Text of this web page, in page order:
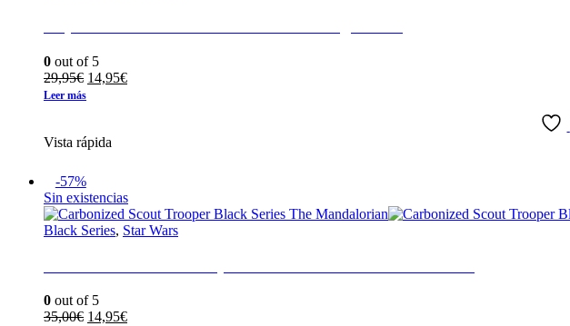
0 out of 5
29,95€ El
29,95€.
14,95€El
Leer más
Vista rápida
-57%
Sin existencias
Black Series, Star Wars
0 out of 5
35,00€ El
14,95€El